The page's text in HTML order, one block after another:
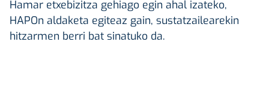
Hamar etxebizitza gehiago egin ahal izateko,
HAPOn aldaketa egiteaz gain, sustatzailearekin
hitzarmen berri bat sinatuko da.